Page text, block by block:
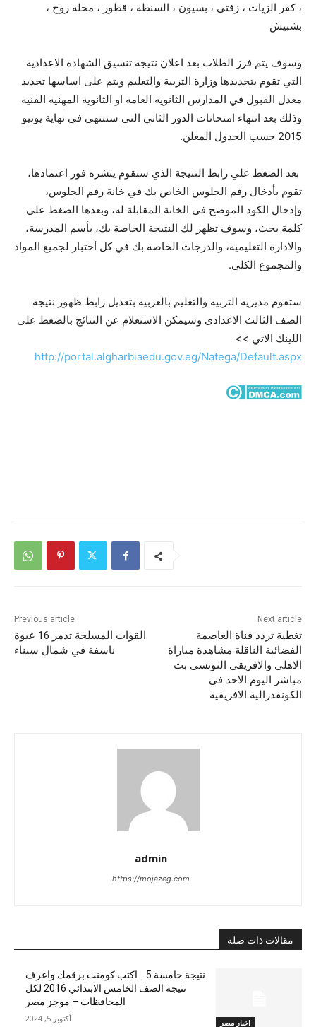
، كفر الزيات ، زفتى ، بسيون ، السنطة ، قطور ، محلة روح ،
بشبيش
وسوف يتم فرز الطلاب بعد اعلان نتيجة تنسيق الشهادة الاعدادية
التي تقوم بتحديدها وزارة التربية والتعليم ويتم على اساسها تحديد
معدل القبول في المدارس الثانوية العامة او الثانوية المهنية الفنية
وذلك بعد انتهاء امتحانات الدور الثاني التي ستنتهي في نهاية يونيو
2015 حسب الجدول المعلن.
بعد الضغط علي رابط النتيجة الذي سنقوم ينشره فور اعتمادها،
تقوم بأدخال رقم الجلوس الخاص بك في خانة رقم الجلوس،
وإدخال الكود الموضح في الخانة المقابلة له، وبعدها الضغط علي
كلمة بحث، وسوف تظهر لك النتيجة الخاصة بك، بأسم المدرسة،
والادارة التعليمية، والدرجات الخاصة بك في كل أختبار لجميع المواد
والمجموع الكلي.
ستقوم مديرية التربية والتعليم بالغربية بتعديل رابط ظهور نتيجة
الصف الثالث الاعدادى وسيمكن الاستعلام عن النتائج بالضغط على
اللينك الاتي >>
http://portal.algharbiaedu.gov.eg/Natega/Default.aspx
Previous article
القوات المسلحة تدمر 16 عبوة
ناسفة في شمال سيناء
Next article
تغطية تردد قناة العاصمة
الفضائية الناقلة مشاهدة مباراة
الاهلى والافريقى التونسى بث
مباشر اليوم الاحد فى
الكونفدرالية الافريقية
admin
https://mojazeg.com
مقالات ذات صلة
اخبار مصر
نتيجة خامسة 5 .. اكتب كومنت برقمك واعرف
نتيجة الصف الخامس الابتدائي 2016 لكل
المحافظات – موجز مصر
أكتوبر 5, 2024